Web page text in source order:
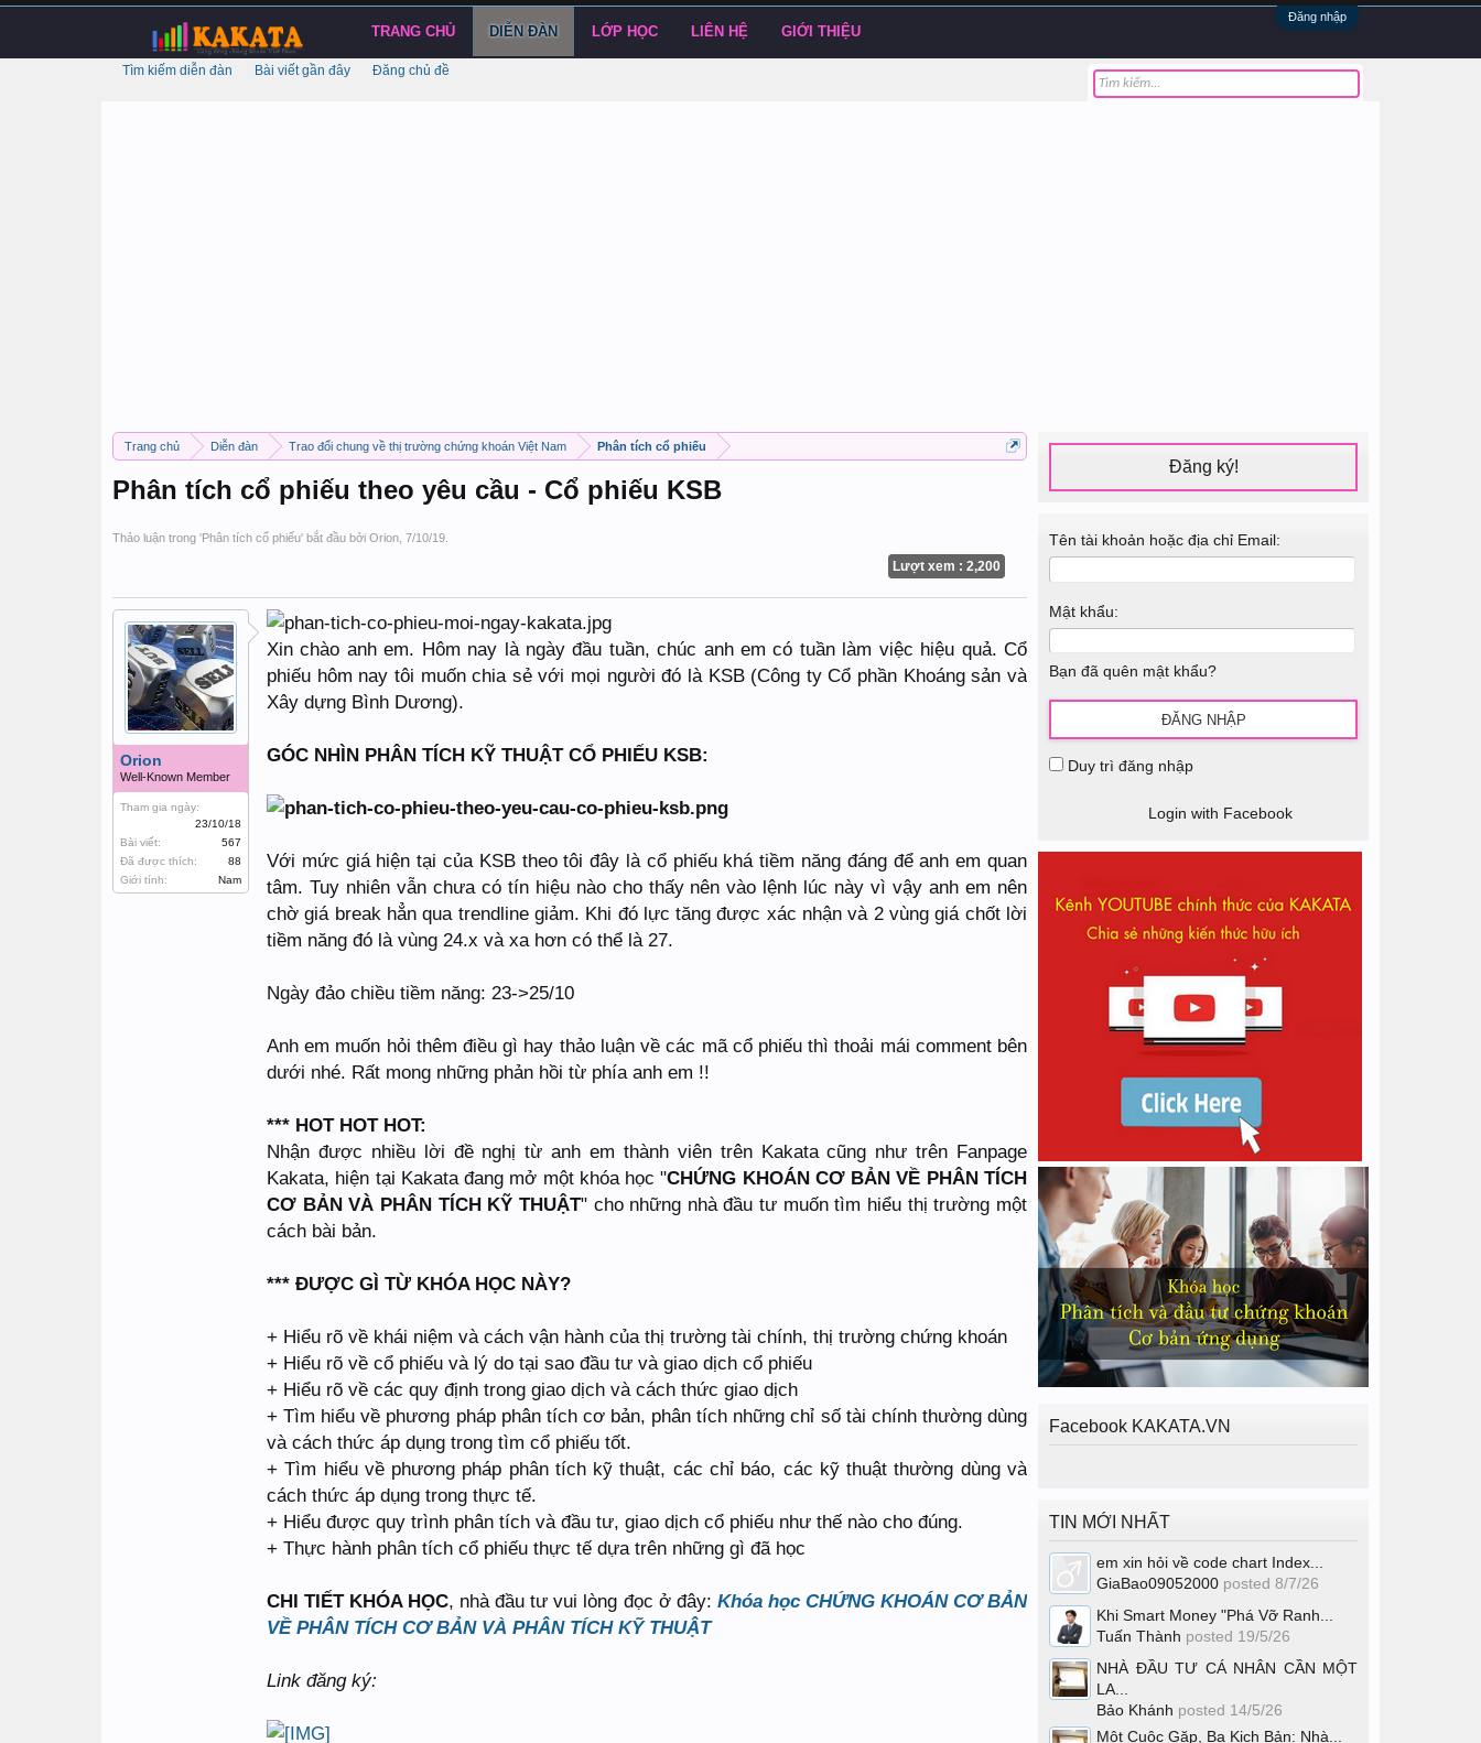
Đăng nhập
Trang chủ Diễn đàn Trao đổi chung về thị trường chứng khoán Việt Nam Phân tích cổ phiếu
Phân tích cổ phiếu theo yêu cầu - Cổ phiếu KSB
Thảo luận trong 'Phân tích cổ phiếu' bắt đầu bởi Orion 7/10/19
Lượt xem : 2,200
Orion
Well-Known Member
Tham gia ngày:
23/10/18
Bài viết:
567
Đã được thích:
88
Giới tính:
Nam
Xin chào anh em. Hôm nay là ngày đầu tuần, chúc anh em có tuần làm việc hiệu quả. Cổ
phiếu hôm nay tôi muốn chia sẻ với mọi người đó là KSB (Công ty Cổ phần Khoáng sản và
Xây dựng Bình Dương).
GÓC NHÌN PHÂN TÍCH KỸ THUẬT CỔ PHIẾU KSB:
Với mức giá hiện tại của KSB theo tôi đây là cổ phiếu khá tiềm năng đáng để anh em quan
tâm. Tuy nhiên vẫn chưa có tín hiệu nào cho thấy nên vào lệnh lúc này vì vậy anh em nên
chờ giá break hẳn qua trendline giảm. Khi đó lực tăng được xác nhận và 2 vùng giá chốt lời
tiềm năng đó là vùng 24.x và xa hơn có thể là 27.
Ngày đảo chiều tiềm năng: 23->25/10
Anh em muốn hỏi thêm điều gì hay thảo luận về các mã cổ phiếu thì thoải mái comment bên
dưới nhé. Rất mong những phản hồi từ phía anh em !!
*** HOT HOT HOT:
Nhận được nhiều lời đề nghị từ anh em thành viên trên Kakata cũng như trên Fanpage
Kakata, hiện tại Kakata đang mở một khóa học "CHỨNG KHOÁN CƠ BẢN VỀ PHÂN TÍCH
CƠ BẢN VÀ PHÂN TÍCH KỸ THUẬT" cho những nhà đầu tư muốn tìm hiểu thị trường một
cách bài bản.
*** ĐƯỢC GÌ TỪ KHÓA HỌC NÀY?
+ Hiểu rõ về khái niệm và cách vận hành của thị trường tài chính, thị trường chứng khoán
+ Hiểu rõ về cổ phiếu và lý do tại sao đầu tư và giao dịch cổ phiếu
+ Hiểu rõ về các quy định trong giao dịch và cách thức giao dịch
+ Tìm hiểu về phương pháp phân tích cơ bản, phân tích những chỉ số tài chính thường dùng
và cách thức áp dụng trong tìm cổ phiếu tốt.
+ Tìm hiểu về phương pháp phân tích kỹ thuật, các chỉ báo, các kỹ thuật thường dùng và
cách thức áp dụng trong thực tế.
+ Hiểu được quy trình phân tích và đầu tư, giao dịch cổ phiếu như thế nào cho đúng.
+ Thực hành phân tích cổ phiếu thực tế dựa trên những gì đã học
CHI TIẾT KHÓA HỌC, nhà đầu tư vui lòng đọc ở đây: Khóa học CHỨNG KHOÁN CƠ BẢN
VỀ PHÂN TÍCH CƠ BẢN VÀ PHÂN TÍCH KỸ THUẬT
Link đăng ký:
Đăng ký!
Tên tài khoản hoặc địa chỉ Email:
Mật khẩu:
Bạn đã quên mật khẩu?
Duy trì đăng nhập
Login with Facebook
Facebook KAKATA.VN
TIN MỚI NHẤT
em xin hỏi về code chart Index...
GiaBao09052000 posted 8/7/26
Khi Smart Money "Phá Vỡ Ranh...
Tuấn Thành posted 19/5/26
NHÀ ĐẦU TƯ CÁ NHÂN CẦN MỘT
LA...
Bảo Khánh posted 14/5/26
Một Cuộc Gặp, Ba Kịch Bản: Nhà...
TRANG CHỦ DIỄN ĐÀN
Tìm kiếm diễn đàn Bài viết gần đây Đăng chủ đề
LỚP HỌC LIÊN HỆ GIỚI THIỆU